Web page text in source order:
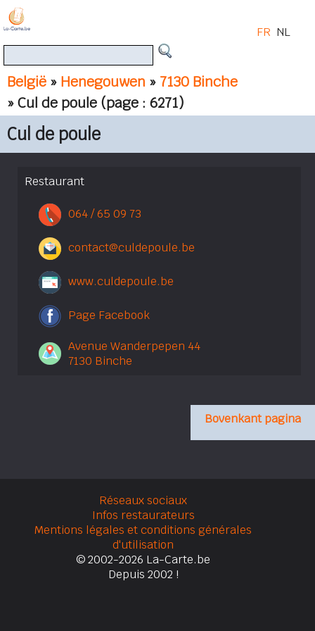
België » Henegouwen » 7130 Binche
» Cul de poule (page : 6271)
FR NL
Cul de poule
Restaurant
064 / 65 09 73
contact@culdepoule.be
www.culdepoule.be
Page Facebook
Avenue Wanderpepen 44
7130 Binche
Bovenkant pagina
Réseaux sociaux
Infos restaurateurs
Mentions légales et conditions générales
d'utilisation
© 2002-2026 La-Carte.be
Depuis 2002 !